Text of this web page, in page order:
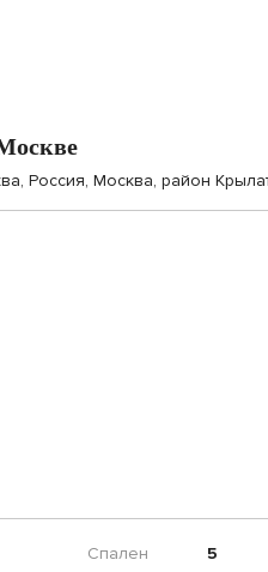
Россия, Москва, район
Спален 5